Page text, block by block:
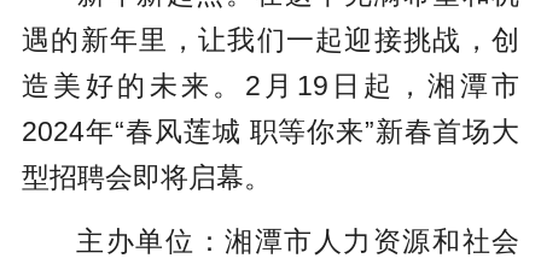
遇的新年里，让我们一起迎接挑战，创
造美好的未来。2月19日起，湘潭市
2024年“春风莲城 职等你来”新春首场大
型招聘会即将启幕。
主办单位：湘潭市人力资源和社会